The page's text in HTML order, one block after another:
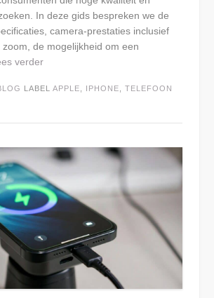
In deze gids bespreken we de
camera‑prestaties inclusief
de mogelijkheid om een
verder
LABEL APPLE IPHONE TELEFOON